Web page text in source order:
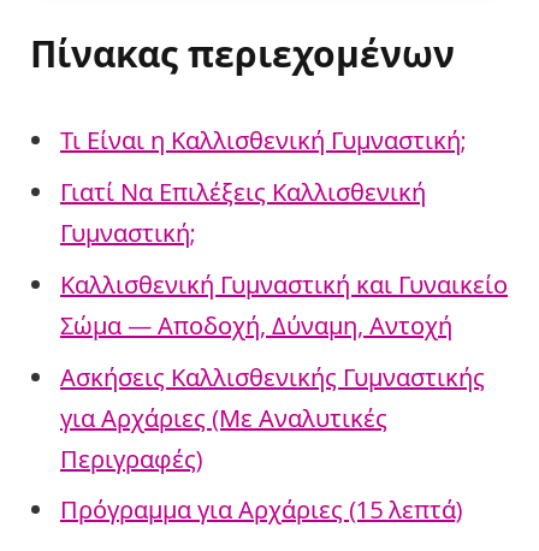
Πίνακας περιεχομένων
Τι Είναι η Καλλισθενική Γυμναστική;
Γιατί Να Επιλέξεις Καλλισθενική
Γυμναστική;
Καλλισθενική Γυμναστική και Γυναικείο
Σώμα — Αποδοχή, Δύναμη, Αντοχή
Ασκήσεις Καλλισθενικής Γυμναστικής
για Αρχάριες (Με Αναλυτικές
Περιγραφές)
Πρόγραμμα για Αρχάριες (15 λεπτά)